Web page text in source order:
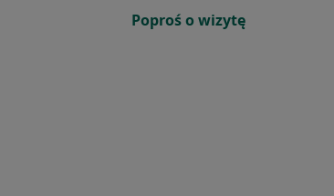
Poproś o wizytę